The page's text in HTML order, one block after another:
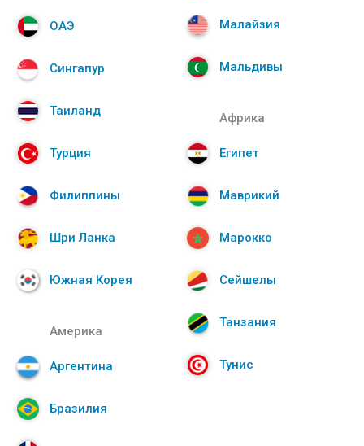
Малайзия
Мальдивы
ОАЭ
Сингапур
Таиланд
Турция
Филиппины
Шри Ланка
Южная Корея
Африка
Египет
Маврикий
Марокко
Сейшелы
Танзания
Тунис
Америка
Аргентина
Бразилия